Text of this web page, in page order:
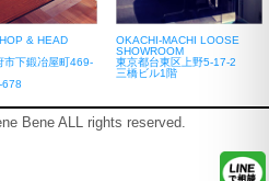
& HEAD
市下鍛冶屋町469-
678
OKACHI-MACHI LOOSE
SHOWROOM
東京都台東区上野5-17-2
三橋ビル1階
Bene ALL rights reserved.